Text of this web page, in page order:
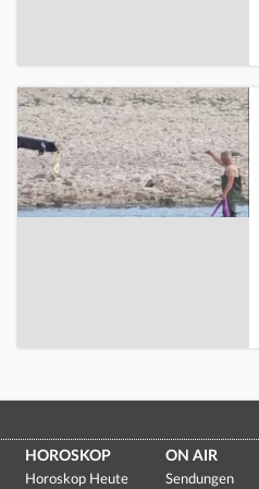
HOROSKOP
Horoskop Heute
ON AIR
Sendungen